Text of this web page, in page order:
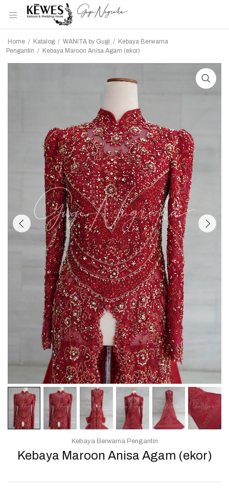
Home / Katalog / WANITA by Gugi / Kebaya Berwarna
Pengantin / Kebaya Maroon Anisa Agam (ekor)
Kebaya Maroon Anisa Agam (ekor)
Kebaya Berwarna Pengantin